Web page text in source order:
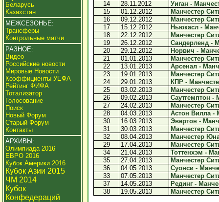
Беларусь
Казахстан
МЕЖСЕЗОНЬЕ:
Трансферы
Контрольные матчи
РАЗНОЕ:
Видео
Российские новости
Мировые Новости
Коэффициенты УЕФА
Рейтинг ФИФА
Тотализатор
Голосование
Поиск
Новый Форум
Старый Форум
Контакты
АРХИВЫ:
Олимпиада 2016
ЕВРО 2016
Кубок Америки 2016
Кубок Азии 2015
ЧМ 2014
Кубок
Конфедераций
14
28.11.2012
Уиган -
15
01.12.2012
Манчестер
16
09.12.2012
Манчестер
17
15.12.2012
Ньюкасл -
18
22.12.2012
Манчестер
19
26.12.2012
Сандерленд -
20
29.12.2012
Норвич -
21
01.01.2013
Манчестер
22
13.01.2013
Арсенал -
23
19.01.2013
Манчестер
24
29.01.2013
КПР -
25
03.02.2013
Манчестер
26
09.02.2013
Саутгемптон -
27
24.02.2013
Манчестер
28
04.03.2013
Астон Вилла -
30
16.03.2013
Эвертон -
31
30.03.2013
Манчестер
32
08.04.2013
Манчестер
29
17.04.2013
Манчестер
34
21.04.2013
Тоттенхэм -
35
27.04.2013
Манчестер
36
04.05.2013
Суонси -
33
07.05.2013
Манчестер
37
14.05.2013
Рединг -
38
19.05.2013 Манчестер